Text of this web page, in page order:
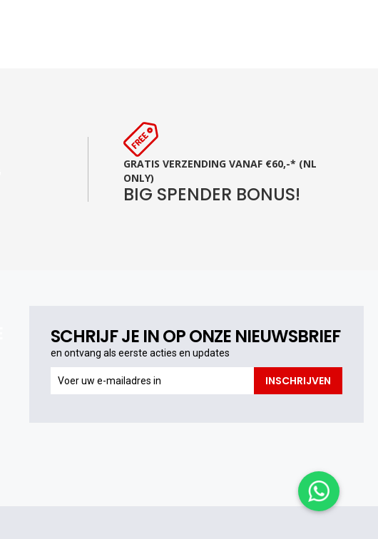
GRATIS VERZENDING VANAF €60,-* (NL
ONLY)
BIG SPENDER BONUS!
SCHRIJF JE IN OP ONZE NIEUWSBRIEF
en ontvang als eerste acties en updates
ontvang
INSCHRIJVEN